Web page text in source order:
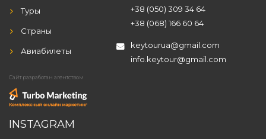
+38 (050) 309 34 64
+38 (068) 166 60 64
keytourua@gmail.com
info.keytour@gmail.com
Туры
Страны
Авиабилеты
Сайт разработан агентством
INSTAGRAM